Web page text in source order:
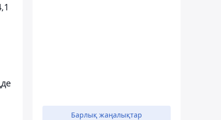
Барлық жаңалықтар